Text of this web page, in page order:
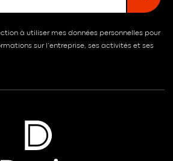
à utiliser mes données personnelles pour
sur l’entreprise, ses activités et ses